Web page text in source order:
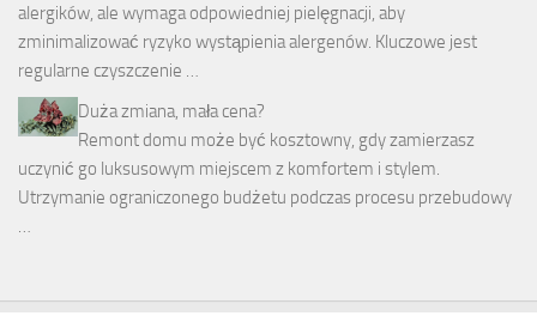
alergików, ale wymaga odpowiedniej pielęgnacji, aby
zminimalizować ryzyko wystąpienia alergenów. Kluczowe jest
regularne czyszczenie …
Duża zmiana, mała cena?
Remont domu może być kosztowny, gdy zamierzasz
uczynić go luksusowym miejscem z komfortem i stylem.
Utrzymanie ograniczonego budżetu podczas procesu przebudowy
…